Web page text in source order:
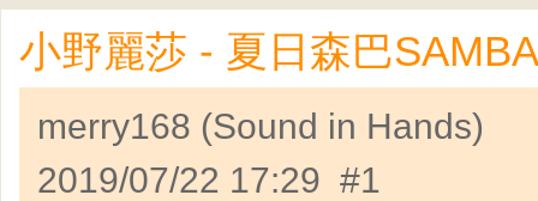
小野麗莎 - 夏日森巴
merry168 (Sound in Hands)
2019/07/22 17:29 #1